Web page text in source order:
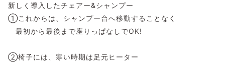
新しく導入したチェアー&シャンプー
①これからは、シャンプー台へ移動することなく
最初から最後まで座りっぱなしでOK!
②椅子には、寒い時期は足元ヒーター